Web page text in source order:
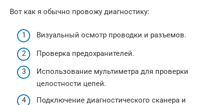
Вот как я обычно провожу диагностику:
Визуальный осмотр проводки и разъемов.
Проверка предохранителей.
Использование мультиметра для проверки
целостности цепей.
Подключение диагностического сканера и